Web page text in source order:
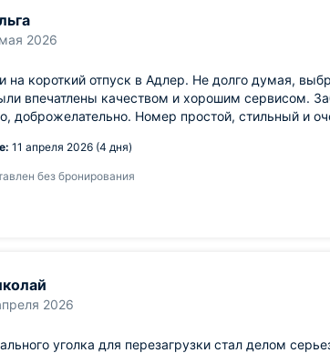
2026
на короткий отпуск в Адлер. Не долго думая,
впечатлены качеством и хорошим сервисом.
доброжелательно. Номер простой, стильный и
11 апреля 2026 (4 дня)
без бронирования
2026
уголка для перезагрузки стал делом